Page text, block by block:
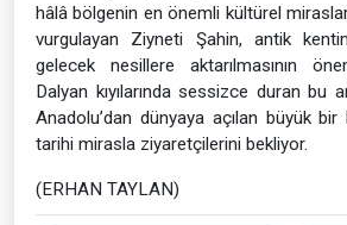
hâlâ bölgenin en önemli kültürel
vurgulayan Ziyneti Şahin, antik
gelecek nesillere aktarılmasının
Dalyan kıyılarında sessizce duran bu
Anadolu’dan dünyaya açılan büyük bir
tarihi mirasla ziyaretçilerini bekliyor.
(ERHAN TAYLAN)